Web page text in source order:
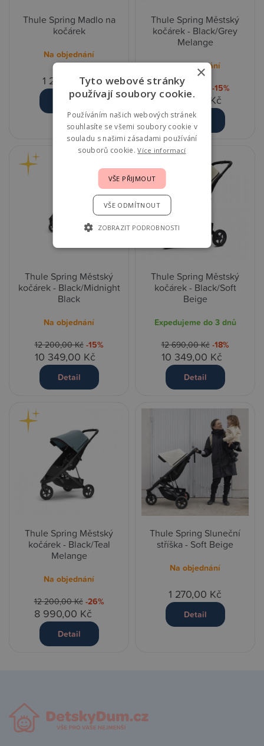
Thule Spring Madlo na
kočárek
Na objednání
1 270,00 Kč
Detail
Thule Spring Městský
kočárek - Black/Grey
Melange
Na objednání
12 200,00 Kč -15%
10 349,00 Kč
Detail
Thule Spring Městský
kočárek - Black/Midnight
Black
Na objednání
12 200,00 Kč -15%
10 349,00 Kč
Detail
Thule Spring Městský
kočárek - Black/Soft
Beige
Expedujeme do 3 dnů
12 690,00 Kč -18%
10 349,00 Kč
Detail
Thule Spring Městský
kočárek - Black/Teal
Melange
Na objednání
12 200,00 Kč -26%
8 990,00 Kč
Detail
Thule Spring Sluneční
stříška - Soft Beige
Na objednání
1 270,00 Kč
Detail
×
Tyto webové stránky
používají soubory cookie.
Používáním našich webových stránek
souhlasíte se všemi soubory cookie v
souladu s našimi zásadami používání
souborů cookie.Více informací
VŠE PŘIJMOUT
VŠE ODMÍTNOUT
ZOBRAZIT PODROBNOSTI